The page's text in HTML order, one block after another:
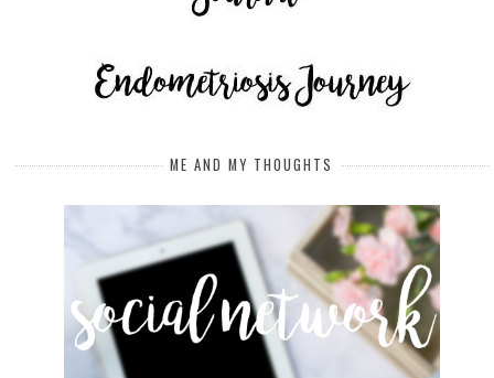
ME AND MY THOUGHTS